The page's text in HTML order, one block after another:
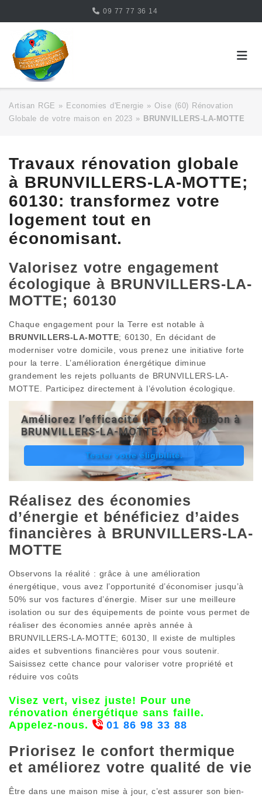
content
09 77 77 36 14
Artisan RGE » Economies d'Energie » Oise (60) Rénovation
Globale de votre maison en 2023 » BRUNVILLERS-LA-MOTTE
Travaux rénovation globale
à BRUNVILLERS-LA-MOTTE;
60130: transformez votre
logement tout en
économisant.
Valorisez votre engagement
écologique à BRUNVILLERS-LA-
MOTTE; 60130
Chaque engagement pour la Terre est notable à
BRUNVILLERS-LA-MOTTE; 60130, En décidant de
moderniser votre domicile, vous prenez une initiative forte
pour la terre. L’amélioration énergétique diminue
grandement les rejets polluants de BRUNVILLERS-LA-
MOTTE. Participez directement à l’évolution écologique.
Améliorez l’efficacité de votre maison à
BRUNVILLERS-LA-MOTTE
Tester votre éligibilité.
Réalisez des économies
d’énergie et bénéficiez d’aides
financières à BRUNVILLERS-LA-
MOTTE
Observons la réalité : grâce à une amélioration
énergétique, vous avez l’opportunité d’économiser jusqu’à
50% sur vos factures d’énergie. Miser sur une meilleure
isolation ou sur des équipements de pointe vous permet de
réaliser des économies année après année à
BRUNVILLERS-LA-MOTTE; 60130, Il existe de multiples
aides et subventions financières pour vous soutenir.
Saisissez cette chance pour valoriser votre propriété et
réduire vos coûts
Visez vert, visez juste! Pour une
rénovation énergétique sans faille.
Appelez-nous.
01 86 98 33 88
Priorisez le confort thermique
et améliorez votre qualité de vie
Être dans une maison mise à jour, c’est assurer son bien-